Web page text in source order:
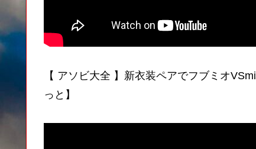
【 アソビ大全 】新衣装ペアでフブミオ
っと】